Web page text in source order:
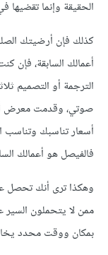
الحقيقة وإنما
كذلك فإن أرضيتك
أعمالك السابقة، فإن
الترجمة أو التصميم
صوتي، وقدمت معرض
أسعار تناسبك وتناسب
فالفيصل هو أعمالك
وهكذا ترى أنك تحصل
ممن لا يتحملون السير
بمكان ووقت محدد